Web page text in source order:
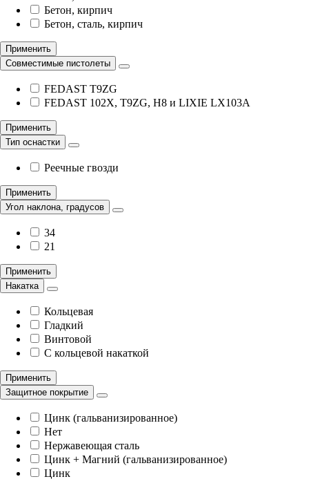
Бетон, кирпич
Бетон, сталь, кирпич
Применить
Совместимые пистолеты
FEDAST T9ZG
FEDAST 102X, Т9ZG, H8 и LIXIE LX103A
Применить
Тип оснастки
Реечные гвозди
Применить
Угол наклона, градусов
34
21
Применить
Накатка
Кольцевая
Гладкий
Винтовой
С кольцевой накаткой
Применить
Защитное покрытие
Цинк (гальванизированное)
Нет
Нержавеющая сталь
Цинк + Магний (гальванизированное)
Цинк